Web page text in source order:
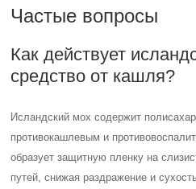
Частые вопросы
Как действует
средство от кашля?
Исландский мох содержит
противокашлевым и
образует защитную пленку на
путей, снижая раздражение и